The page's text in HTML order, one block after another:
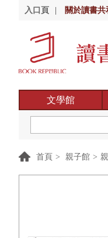
入口頁 關於讀書共
文學館
首頁 > 親子館 >